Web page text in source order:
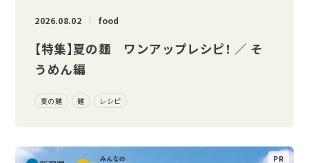
2026.08.02 food
【特集】夏の麺 ワンアップレシピ！ ／ そ
うめん編
夏の麺 麺 レシピ